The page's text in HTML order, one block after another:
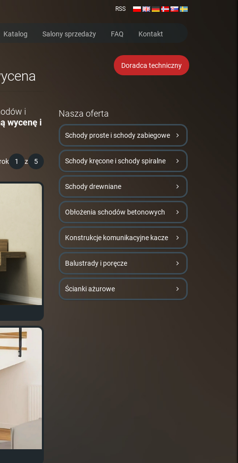
RSS
Katalog Salony sprzedaży FAQ Kontakt
Doradca techniczny
i
wycenę i
1 z 5
Nasza oferta
Schody proste i schody zabiegowe
Schody kręcone i schody spiralne
Schody drewniane
Obłożenia schodów betonowych
Konstrukcje komunikacyjne kacze
Balustrady i poręcze
Ścianki ażurowe